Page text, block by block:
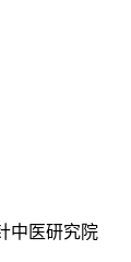
中医研究院